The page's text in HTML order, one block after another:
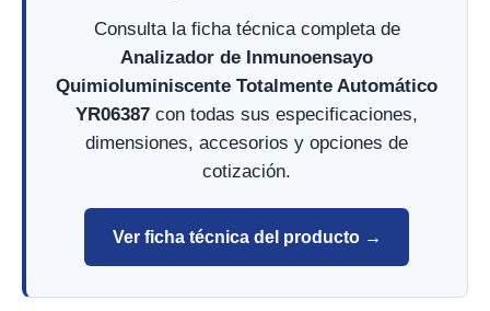
Consulta la ficha técnica completa de
Analizador de Inmunoensayo
Quimioluminiscente Totalmente Automático
YR06387 con todas sus especificaciones,
dimensiones, accesorios y opciones de
cotización.
Ver ficha técnica del producto →